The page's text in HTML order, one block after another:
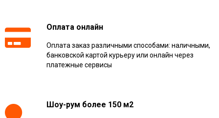
Оплата онлайн
Оплата заказ различными способами: наличными,
банковской картой курьеру или онлайн через
платежные сервисы
Шоу-рум более 150 м2